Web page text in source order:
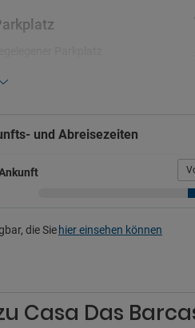
und Abreisezeiten
die Sie hier einsehen können
Casa Das